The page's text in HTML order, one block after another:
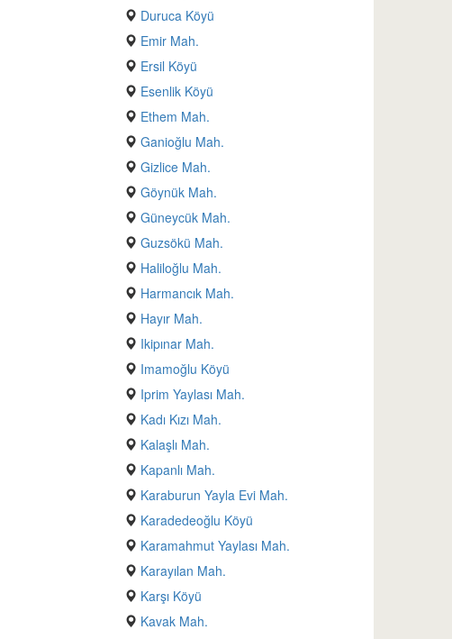
Duruca Köyü
Emir Mah.
Ersil Köyü
Esenlik Köyü
Ethem Mah.
Ganioğlu Mah.
Gizlice Mah.
Göynük Mah.
Güneycük Mah.
Guzsökü Mah.
Haliloğlu Mah.
Harmancık Mah.
Hayır Mah.
Ikipınar Mah.
Imamoğlu Köyü
Iprim Yaylası Mah.
Kadı Kızı Mah.
Kalaşlı Mah.
Kapanlı Mah.
Karaburun Yayla Evi Mah.
Karadedeoğlu Köyü
Karamahmut Yaylası Mah.
Karayılan Mah.
Karşı Köyü
Kavak Mah.